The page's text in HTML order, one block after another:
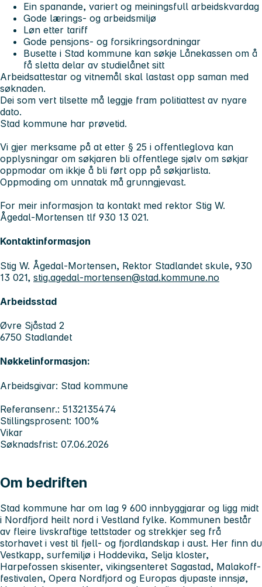
Ein spanande, variert og meiningsfull arbeidskvardag
Gode lærings- og arbeidsmiljø
Løn etter tariff
Gode pensjons- og forsikringsordningar
Busette i Stad kommune kan søkje Lånekassen om å
få sletta delar av studielånet sitt
Arbeidsattestar og vitnemål skal lastast opp saman med
søknaden.
Dei som vert tilsette må leggje fram politiattest av nyare
dato.
Stad kommune har prøvetid.
Vi gjer merksame på at etter § 25 i offentleglova kan
opplysningar om søkjaren bli offentlege sjølv om søkjar
oppmodar om ikkje å bli ført opp på søkjarlista.
Oppmoding om unnatak må grunngjevast.
For meir informasjon ta kontakt med rektor Stig W.
Ågedal-Mortensen tlf 930 13 021.
Kontaktinformasjon
Stig W. Ågedal-Mortensen, Rektor Stadlandet skule, 930
13 021, stig.agedal-mortensen@stad.kommune.no
Arbeidsstad
Øvre Sjåstad 2
6750 Stadlandet
Nøkkelinformasjon:
Arbeidsgivar: Stad kommune
Referansenr.: 5132135474
Stillingsprosent: 100%
Vikar
Søknadsfrist: 07.06.2026
Om bedriften
Stad kommune har om lag 9 600 innbyggjarar og ligg midt
i Nordfjord heilt nord i Vestland fylke. Kommunen består
av fleire livskraftige tettstader og strekkjer seg frå
storhavet i vest til fjell- og fjordlandskap i aust. Her finn du
Vestkapp, surfemiljø i Hoddevika, Selja kloster,
Harpefossen skisenter, vikingsenteret Sagastad, Malakoff-
festivalen, Opera Nordfjord og Europas djupaste innsjø,